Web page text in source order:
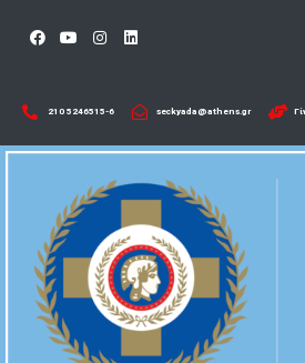
210 5246515-6​ seckyada@athens.gr